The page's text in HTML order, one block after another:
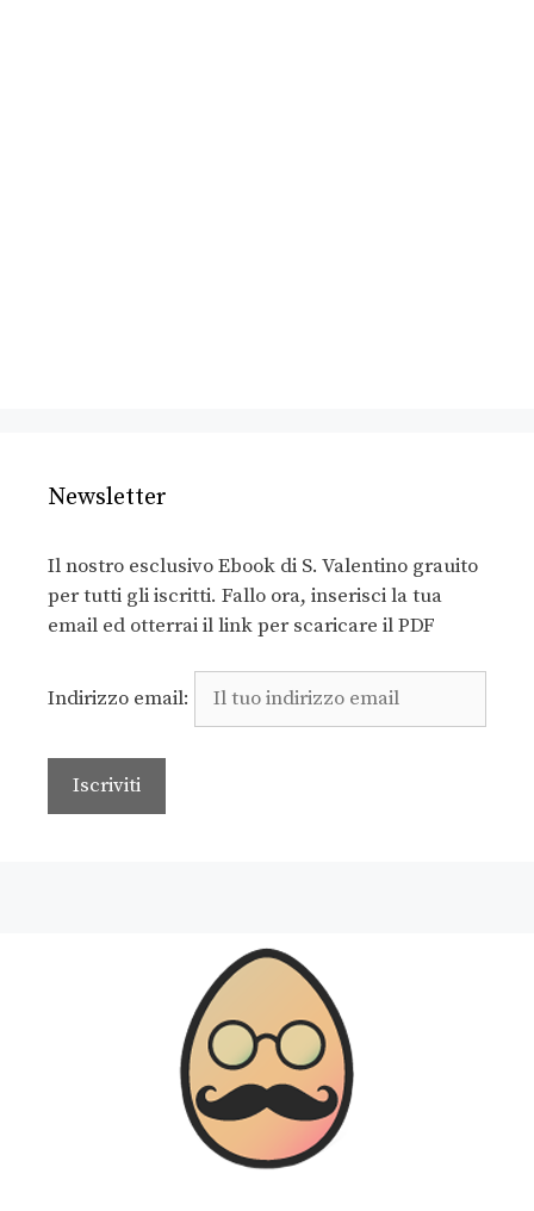
Newsletter
Il nostro esclusivo Ebook di S. Valentino grauito
per tutti gli iscritti. Fallo ora, inserisci la tua
email ed otterrai il link per scaricare il PDF
Indirizzo email: